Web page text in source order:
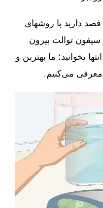
قصد دارید با روشهای
توالت بیرون
بخوانید؛ ما بهترین و
می‌کنیم.